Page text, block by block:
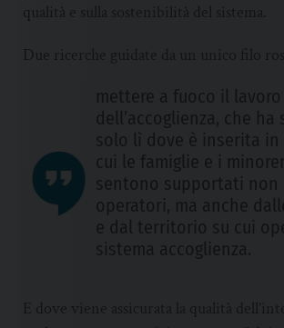
qualità e sulla sostenibilità del sistema.
Due ricerche guidate da un unico filo
mettere a fuoco il
dell’accoglienza, che ha
solo lì dove è inserita
sentono supportati
operatori, ma anche
E dove viene assicurata la qualità